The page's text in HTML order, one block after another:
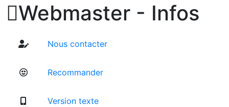
Webmaster - Infos
Nous contacter
Recommander
Version texte